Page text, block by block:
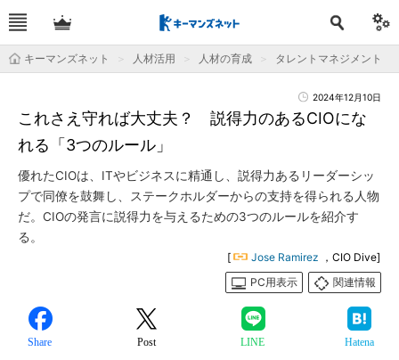
キーマンズネット 人材活用 人材の育成 タレントマネジメント
2024年12月10日
これさえ守れば大丈夫？ 説得力のあるCIOにな
れる「3つのルール」
優れたCIOは、ITやビジネスに精通し、説得力あるリーダーシッ
プで同僚を鼓舞し、ステークホルダーからの支持を得られる人物
だ。CIOの発言に説得力を与えるための3つのルールを紹介す
る。
[ Jose Ramirez ，CIO Dive]
PC用表示
関連情報
Share Post LINE Hatena